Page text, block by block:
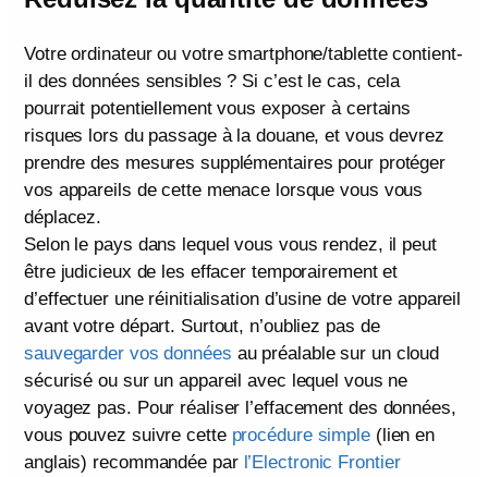
Votre ordinateur ou votre smartphone/tablette contient-
il des données sensibles ? Si c’est le cas, cela
pourrait potentiellement vous exposer à certains
risques lors du passage à la douane, et vous devrez
prendre des mesures supplémentaires pour protéger
vos appareils de cette menace lorsque vous vous
déplacez.
Selon le pays dans lequel vous vous rendez, il peut
être judicieux de les effacer temporairement et
d’effectuer une réinitialisation d’usine de votre appareil
avant votre départ. Surtout, n’oubliez pas de
sauvegarder vos données au préalable sur un cloud
sécurisé ou sur un appareil avec lequel vous ne
voyagez pas. Pour réaliser l’effacement des données,
vous pouvez suivre cette procédure simple(lien en
anglais) recommandée par l’Electronic Frontier